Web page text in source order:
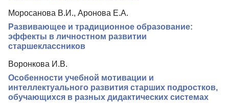
Моросанова В.И., Аронова Е.А.
Развивающее и традиционное образование:
эффекты в личностном развитии
старшеклассников
Воронкова И.В.
Особенности учебной мотивации и
интеллектуального развития старших подростков,
обучающихся в разных дидактических системах